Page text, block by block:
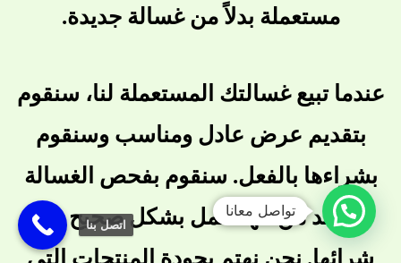
مستعملة بدلاً من غسالة جديدة.
عندما تبيع غسالتك المستعملة لنا، سنقوم
بتقديم عرض عادل ومناسب وسنقوم
بشراءها بالفعل. سنقوم بفحص الغسالة
والتأكد من أنها تعمل بشكل صحيح قبل
تواصل معانا
اتصل بنا